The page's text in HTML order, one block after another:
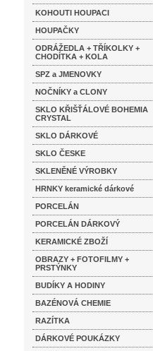
KOHOUTI HOUPACI
HOUPAČKY
ODRÁŽEDLA + TŘÍKOLKY +
CHODÍTKA + KOLA
SPZ a JMENOVKY
NOČNÍKY a CLONY
SKLO KŘIŠŤÁLOVÉ BOHEMIA
CRYSTAL
SKLO DÁRKOVÉ
SKLO ČESKE
SKLENĚNÉ VÝROBKY
HRNKY keramické dárkové
PORCELÁN
PORCELÁN DÁRKOVÝ
KERAMICKÉ ZBOŽÍ
OBRAZY + FOTOFILMY +
PRSTÝNKY
BUDÍKY A HODINY
BAZÉNOVÁ CHEMIE
RAZÍTKA
DÁRKOVÉ POUKÁZKY